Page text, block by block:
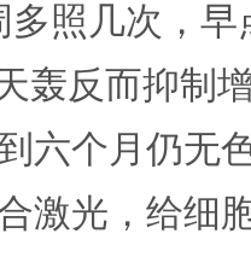
多照几次，
轰反而抑制
六个月仍无
激光，给细